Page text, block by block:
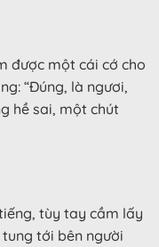
được một cái cớ cho
“Đúng, là ngươi,
hề sai, một chút
tùy tay cầm lấy
tới bên người